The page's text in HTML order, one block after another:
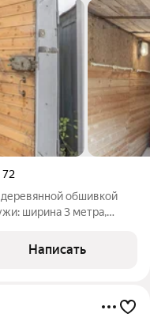
72
обшивкой
3 метра,
Написать